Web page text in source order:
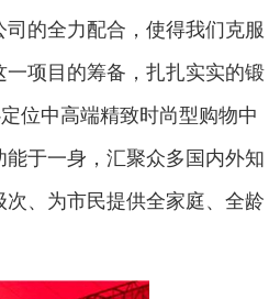
的全力配合，使得我们克服
项目的筹备，扎扎实实的锻
位中高端精致时尚型购物中
于一身，汇聚众多国内外知
、为市民提供全家庭、全龄